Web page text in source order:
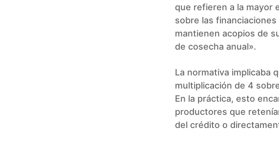
que refieren a la mayor
sobre las
mantienen acopios de
de cosecha anual».
La normativa implicaba
multiplicación de 4
En la práctica, esto
productores que
del crédito o